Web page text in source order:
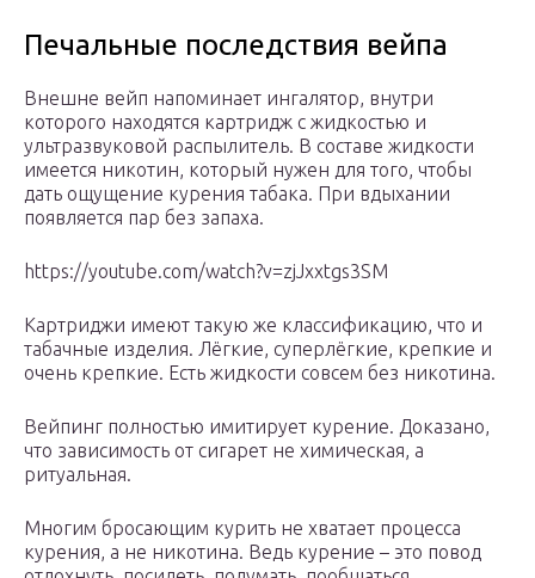
Печальные последствия вейпа
Внешне вейп напоминает ингалятор, внутри
которого находятся картридж с жидкостью и
ультразвуковой распылитель. В составе жидкости
имеется никотин, который нужен для того, чтобы
дать ощущение курения табака. При вдыхании
появляется пар без запаха.
https://youtube.com/watch?v=zjJxxtgs3SM
Картриджи имеют такую же классификацию, что и
табачные изделия. Лёгкие, суперлёгкие, крепкие и
очень крепкие. Есть жидкости совсем без никотина.
Вейпинг полностью имитирует курение. Доказано,
что зависимость от сигарет не химическая, а
ритуальная.
Многим бросающим курить не хватает процесса
курения, а не никотина. Ведь курение – это повод